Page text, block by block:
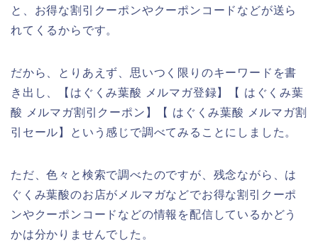
と、お得な割引クーポンやクーポンコードなどが送ら
れてくるからです。
だから、とりあえず、思いつく限りのキーワードを書
き出し、【はぐくみ葉酸 メルマガ登録】【 はぐくみ葉
酸 メルマガ割引クーポン】【 はぐくみ葉酸 メルマガ割
引セール】という感じで調べてみることにしました。
ただ、色々と検索で調べたのですが、残念ながら、は
ぐくみ葉酸のお店がメルマガなどでお得な割引クーポ
ンやクーポンコードなどの情報を配信しているかどう
かは分かりませんでした。